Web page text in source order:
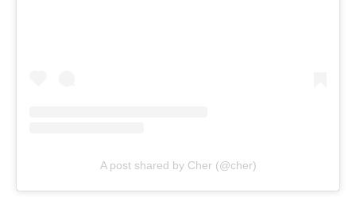
A post shared by Cher (@cher)